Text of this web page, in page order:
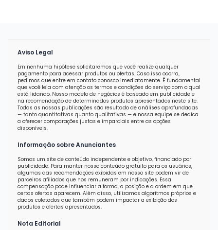
Aviso Legal
Em nenhuma hipótese solicitaremos que você realize qualquer
pagamento para acessar produtos ou ofertas. Caso isso ocorra,
pedimos que entre em contato conosco imediatamente. É fundamental
que você leia com atenção os termos e condições do serviço com o qual
está lidando. Nosso modelo de negócios é baseado em publicidade e
na recomendação de determinados produtos apresentados neste site.
Todas as nossas publicações são resultado de análises aprofundadas
— tanto quantitativas quanto qualitativas — e nossa equipe se dedica
a oferecer comparações justas e imparciais entre as opções
disponíveis.
Informação sobre Anunciantes
Somos um site de conteúdo independente e objetivo, financiado por
publicidade. Para manter nosso conteúdo gratuito para os usuários,
algumas das recomendações exibidas em nosso site podem vir de
parceiros afiliados que nos remuneram por indicações. Essa
compensação pode influenciar a forma, a posição e a ordem em que
certas ofertas aparecem. Além disso, utilizamos algoritmos próprios e
dados coletados que também podem impactar a exibição dos
produtos e ofertas apresentados.
Nota Editorial